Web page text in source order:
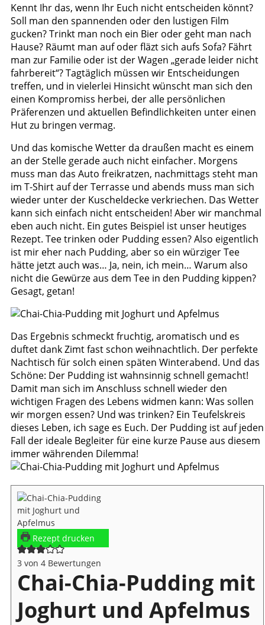
Kennt Ihr das, wenn Ihr Euch nicht entscheiden könnt?
Soll man den spannenden oder den lustigen Film
gucken? Trinkt man noch ein Bier oder geht man nach
Hause? Räumt man auf oder fläzt sich aufs Sofa? Fährt
man zur Familie oder ist der Wagen „gerade leider nicht
fahrbereit“? Tagtäglich müssen wir Entscheidungen
treffen, und in vielerlei Hinsicht wünscht man sich den
einen Kompromiss herbei, der alle persönlichen
Präferenzen und aktuellen Befindlichkeiten unter einen
Hut zu bringen vermag.
Und das komische Wetter da draußen macht es einem
an der Stelle gerade auch nicht einfacher. Morgens
muss man das Auto freikratzen, nachmittags steht man
im T-Shirt auf der Terrasse und abends muss man sich
wieder unter der Kuscheldecke verkriechen. Das Wetter
kann sich einfach nicht entscheiden! Aber wir manchmal
eben auch nicht. Ein gutes Beispiel ist unser heutiges
Rezept. Tee trinken oder Pudding essen? Also eigentlich
ist mir eher nach Pudding, aber so ein würziger Tee
hätte jetzt auch was… Ja, nein, ich mein… Warum also
nicht die Gewürze aus dem Tee in den Pudding kippen?
Gesagt, getan!
Das Ergebnis schmeckt fruchtig, aromatisch und es
duftet dank Zimt fast schon weihnachtlich. Der perfekte
Nachtisch für solch einen späten Winterabend. Und das
Schöne: Der Pudding ist wahnsinnig schnell gemacht!
Damit man sich im Anschluss schnell wieder den
wichtigen Fragen des Lebens widmen kann: Was sollen
wir morgen essen? Und was trinken? Ein Teufelskreis
dieses Leben, ich sage es Euch. Der Pudding ist auf jeden
Fall der ideale Begleiter für eine kurze Pause aus diesem
immer währenden Dilemma!
Rezept drucken
3 von 4 Bewertungen
Chai-Chia-Pudding mit
Joghurt und Apfelmus